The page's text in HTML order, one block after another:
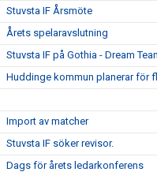
Stuvsta IF Årsmöte
Årets spelaravslutning
Stuvsta IF på Gothia - Dream
Huddinge kommun planerar för
Import av matcher
Stuvsta IF söker revisor.
Dags för årets ledarkonferens